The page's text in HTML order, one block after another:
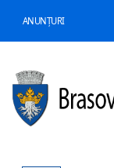
ANUNȚURI